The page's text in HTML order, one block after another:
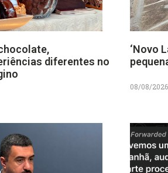
diferentes no
‘Novo
08/08/2026